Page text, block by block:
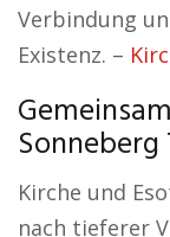
Verbindung
Existenz. –
Kirche und
nach tieferer